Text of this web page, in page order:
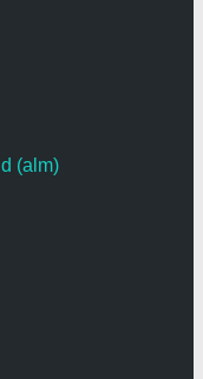
(alm)